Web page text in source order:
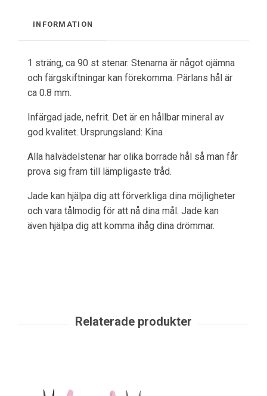
INFORMATION
1 sträng, ca 90 st stenar. Stenarna är något ojämna
och färgskiftningar kan förekomma. Pärlans hål är
ca 0.8 mm.
Infärgad jade, nefrit. Det är en hållbar mineral av
god kvalitet. Ursprungsland: Kina
Alla halvädelstenar har olika borrade hål så man får
prova sig fram till lämpligaste tråd.
Jade kan hjälpa dig att förverkliga dina möjligheter
och vara tålmodig för att nå dina mål. Jade kan
även hjälpa dig att komma ihåg dina drömmar.